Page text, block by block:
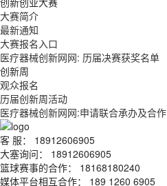
大赛简介
最新通知
大赛报名入口
医疗器械创新网网: 历届决赛获奖名单
创新周
观众报名
历届创新周活动
医疗器械创新网网:申请联合承办及合作
客 服： 18912606905
大塞询问： 18912606905
篮球赛事的合作： 18168180240
媒体平台相互合作： 189 1260 6905